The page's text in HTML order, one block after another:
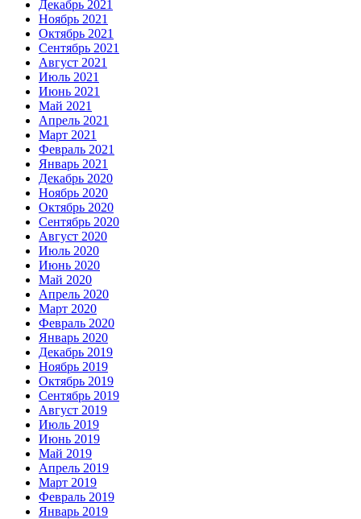
Декабрь 2021
Ноябрь 2021
Октябрь 2021
Сентябрь 2021
Август 2021
Июль 2021
Июнь 2021
Май 2021
Апрель 2021
Март 2021
Февраль 2021
Январь 2021
Декабрь 2020
Ноябрь 2020
Октябрь 2020
Сентябрь 2020
Август 2020
Июль 2020
Июнь 2020
Май 2020
Апрель 2020
Март 2020
Февраль 2020
Январь 2020
Декабрь 2019
Ноябрь 2019
Октябрь 2019
Сентябрь 2019
Август 2019
Июль 2019
Июнь 2019
Май 2019
Апрель 2019
Март 2019
Февраль 2019
Январь 2019